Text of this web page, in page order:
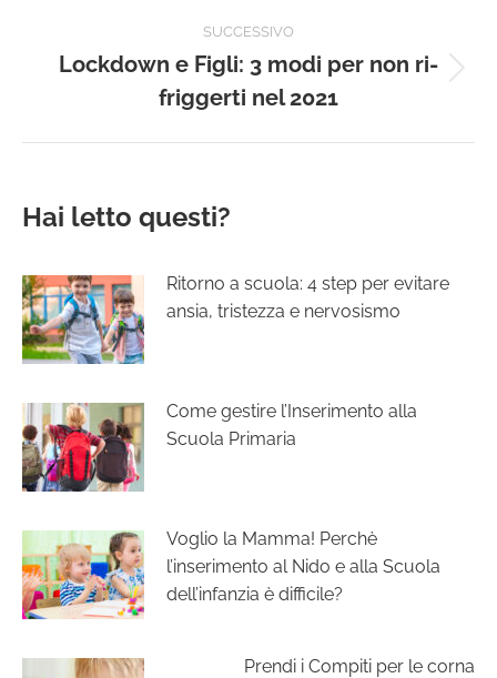
SUCCESSIVO
Prossimo
post:
Lockdown e Figli: 3 modi per non ri-
friggerti nel 2021
Hai letto questi?
Ritorno a scuola: 4 step per evitare
ansia, tristezza e nervosismo
Come gestire l’Inserimento alla
Scuola Primaria
Voglio la Mamma! Perchè
l’inserimento al Nido e alla Scuola
dell’infanzia è difficile?
Prendi i Compiti per le corna